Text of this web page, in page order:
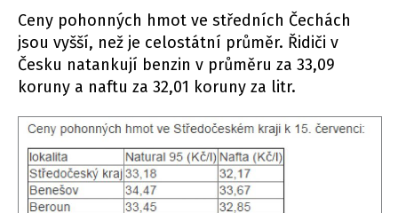
Ceny pohonných hmot ve středních Čechách
jsou vyšší, než je celostátní průměr. Řidiči v
Česku natankují benzin v průměru za 33,09
koruny a naftu za 32,01 koruny za litr.